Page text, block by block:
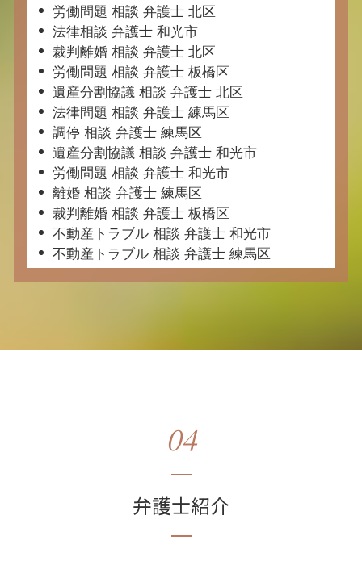
労働問題 相談 弁護士 北区
法律相談 弁護士 和光市
裁判離婚 相談 弁護士 北区
労働問題 相談 弁護士 板橋区
遺産分割協議 相談 弁護士 北区
法律問題 相談 弁護士 練馬区
調停 相談 弁護士 練馬区
遺産分割協議 相談 弁護士 和光市
労働問題 相談 弁護士 和光市
離婚 相談 弁護士 練馬区
裁判離婚 相談 弁護士 板橋区
不動産トラブル 相談 弁護士 和光市
不動産トラブル 相談 弁護士 練馬区
04
弁護士紹介